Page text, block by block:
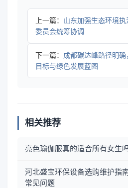
上一篇： 山东加强生态环境
委员会统筹协调
下一篇： 成都碳达峰路径明
目标与绿色发展蓝图
相关推荐
亮色瑜伽服真的适合所有女生吗
河北盛宝环保设备选购维护指
常见问题